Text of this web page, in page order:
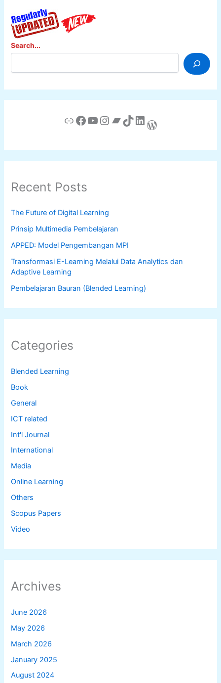
Search...
Link Facebook YouTube Instagram Bandcamp TikTok LinkedIn WordPress
Recent Posts
The Future of Digital Learning
Prinsip Multimedia Pembelajaran
APPED: Model Pengembangan MPI
Transformasi E-Learning Melalui Data Analytics dan
Adaptive Learning
Pembelajaran Bauran (Blended Learning)
Categories
Blended Learning
Book
General
ICT related
Int'l Journal
International
Media
Online Learning
Others
Scopus Papers
Video
Archives
June 2026
May 2026
March 2026
January 2025
August 2024